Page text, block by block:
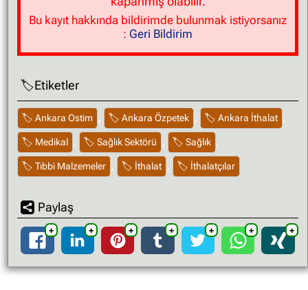
Bu kayıt hakkında bildirimde bulunmak istiyorsanız
: Geri Bildirim
Etiketler
Ankara Ostim , Ankara Özpetek , Ankara İthalat ,
Medikal , Sağlık Sektörü , Sağlık ,
Tıbbi Malzemeler , İthalat , İthalatçılar
Paylaş
➕ ➕ ➕ ➕ ➕ ➕ ➕